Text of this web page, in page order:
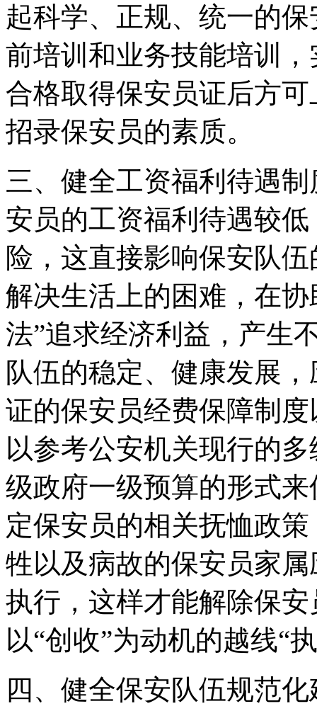
起科学、正规、统一的
前培训和业务技能培训
合格取得保安员证后方
招录保安员的素质。
三、健全工资福利待遇
安员的工资福利待遇较
险，这直接影响保安队
解决生活上的困难，在
法”追求经济利益，产生
队伍的稳定、健康发展
证的保安员经费保障制
以参考公安机关现行的
级政府一级预算的形式
定保安员的相关抚恤政
牲以及病故的保安员家
执行，这样才能解除保
以“创收”为动机的越线“
四、健全保安队伍规范